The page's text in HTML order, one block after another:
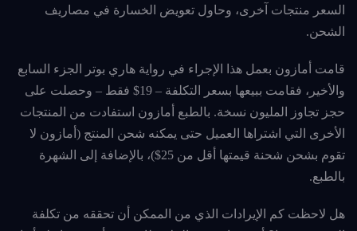
السعر منتجات آخرى، وحاول تعويض الخسارة في مصاريف
الشحن.
قامت أمازون بعمل هذا الإجراء في رواية هاري بوتر الجزء السابع
والأخير، فقامت ببيعها بسعر التكلفة – 19$ فقط – وحصلت على
حجز تجاوز المليون نسخة. بالطبع أمازون استفادت من المنتجات
الأخرى التي اشتراها العميل حتى يمكنه شحن المنتج (أمازون لا
تقوم بشحن شحنة قيمتها أقل من 25$)، بالإضافة إلى الشهرة
بالطبع.
هل لاحظت كم الإيرادات الذي من الممكن أن تحققه من تكلفة